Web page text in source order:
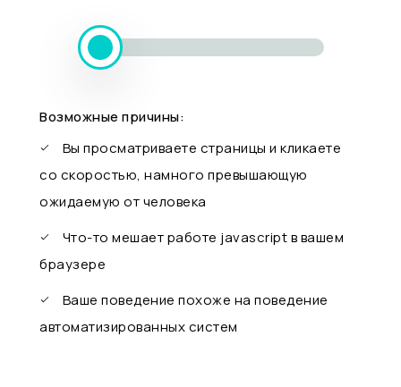
Возможные причины:
Вы просматриваете страницы и кликаете
со скоростью, намного превышающую
ожидаемую от человека
Что-то мешает работе javascript в вашем
браузере
Ваше поведение похоже на поведение
автоматизированных систем